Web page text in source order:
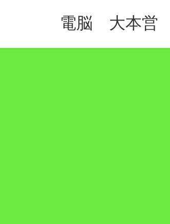
電脳 大本営